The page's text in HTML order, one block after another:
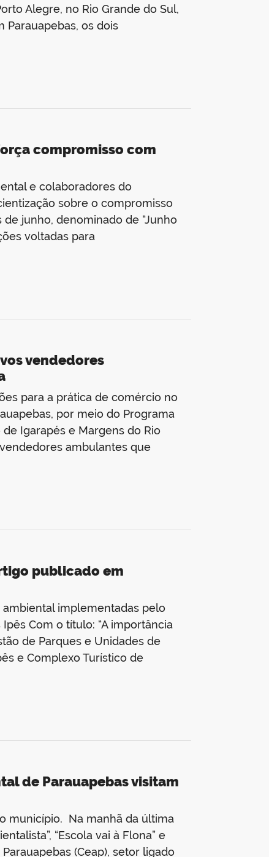
Alegre, no Rio Grande do Sul,
os dois
compromisso com
e colaboradores do
sobre o compromisso
junho, denominado de “Junho
voltadas para
vendedores
para a prática de comércio no
por meio do Programa
Igarapés e Margens do Rio
ambulantes que
publicado em
implementadas pelo
Com o título: “A importância
de Parques e Unidades de
e Complexo Turístico de
de Parauapebas visitam
município. Na manhã da última
“Escola vai à Flona” e
(Ceap), setor ligado